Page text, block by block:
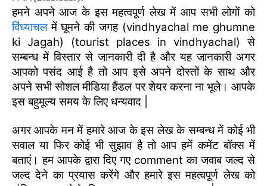
हमने अपने आज के इस महत्वपूर्ण लेख में आप सभी लोगों को
विंध्याचलमें घूमने की जगह (vindhyachal me ghumne
ki Jagah) (tourist places in vindhyachal) से
सम्बन्ध में विस्तार से जानकारी दी है और यह जानकारी अगर
आपको पसंद आई है तो आप इसे अपने दोस्तों के साथ और
अपने सभी सोशल मीडिया हैंडल पर शेयर करना ना भूले। आपके
इस बहुमूल्य समय के लिए धन्यवाद |
अगर आपके मन में हमारे आज के इस लेख के सम्बन्ध में कोई भी
सवाल या फिर कोई भी सुझाव है तो आप हमें कमेंट बॉक्स में
बताएं। हम आपके द्वारा दिए गए comment का जवाब जल्द से
जल्द देने का प्रयास करेंगे और हमारे इस महत्वपूर्ण लेख को